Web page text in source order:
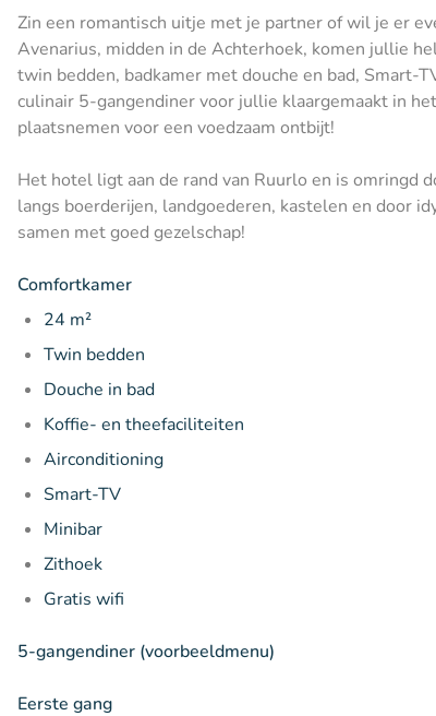
Zin een romantisch uitje met je partner of wil je er
Avenarius, midden in de Achterhoek, komen jullie
twin bedden, badkamer met douche en bad, Smart-
culinair 5-gangendiner voor jullie klaargemaakt in
plaatsnemen voor een voedzaam ontbijt!
Het hotel ligt aan de rand van Ruurlo en is omringd
langs boerderijen, landgoederen, kastelen en door
samen met goed gezelschap!
Comfortkamer
24 m²
Twin bedden
Douche in bad
Koffie- en theefaciliteiten
Airconditioning
Smart-TV
Minibar
Zithoek
Gratis wifi
5-gangendiner (voorbeeldmenu)
Eerste gang